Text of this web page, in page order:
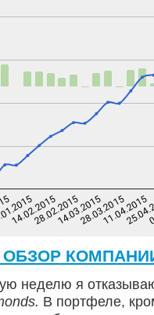
КОМПАНИИ
неделю я
В портфеле,